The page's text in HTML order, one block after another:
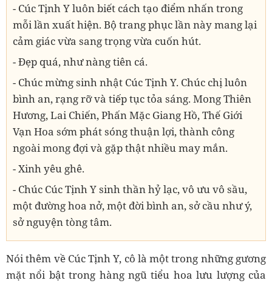
- Cúc Tịnh Y luôn biết cách tạo điểm nhấn trong
mỗi lần xuất hiện. Bộ trang phục lần này mang lại
cảm giác vừa sang trọng vừa cuốn hút.
- Đẹp quá, như nàng tiên cá.
- Chúc mừng sinh nhật Cúc Tịnh Y. Chúc chị luôn
bình an, rạng rỡ và tiếp tục tỏa sáng. Mong Thiên
Hương, Lai Chiến, Phấn Mặc Giang Hồ, Thế Giới
Vạn Hoa sớm phát sóng thuận lợi, thành công
ngoài mong đợi và gặp thật nhiều may mắn.
- Xinh yêu ghê.
- Chúc Cúc Tịnh Y sinh thần hỷ lạc, vô ưu vô sầu,
một đường hoa nở, một đời bình an, sở cầu như ý,
sở nguyện tòng tâm.
Nói thêm về Cúc Tịnh Y, cô là một trong những gương
mặt nổi bật trong hàng ngũ tiểu hoa lưu lượng của